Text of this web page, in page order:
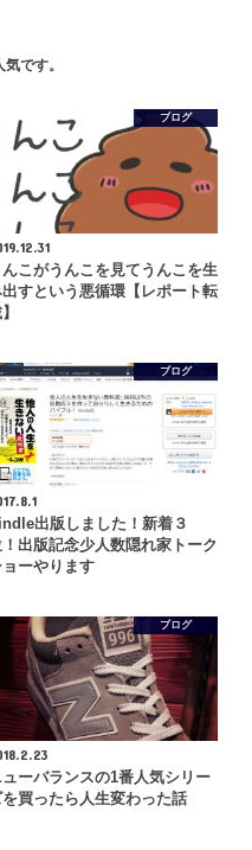
です。
ブログ
んこがうんこを見てうんこを生
すという悪循環【レポート転
ブログ
出版しました！新着３
出版記念少人数隠れ家トーク
ョーやります
ブログ
ューバランスの1番人気シリー
を買ったら人生変わった話